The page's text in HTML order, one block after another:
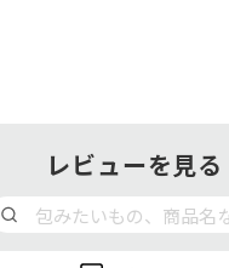
レビューを見る